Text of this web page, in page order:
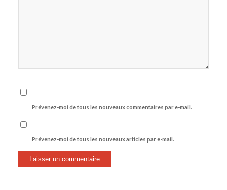
Prévenez-moi de tous les nouveaux commentaires par e-mail.
Prévenez-moi de tous les nouveaux articles par e-mail.